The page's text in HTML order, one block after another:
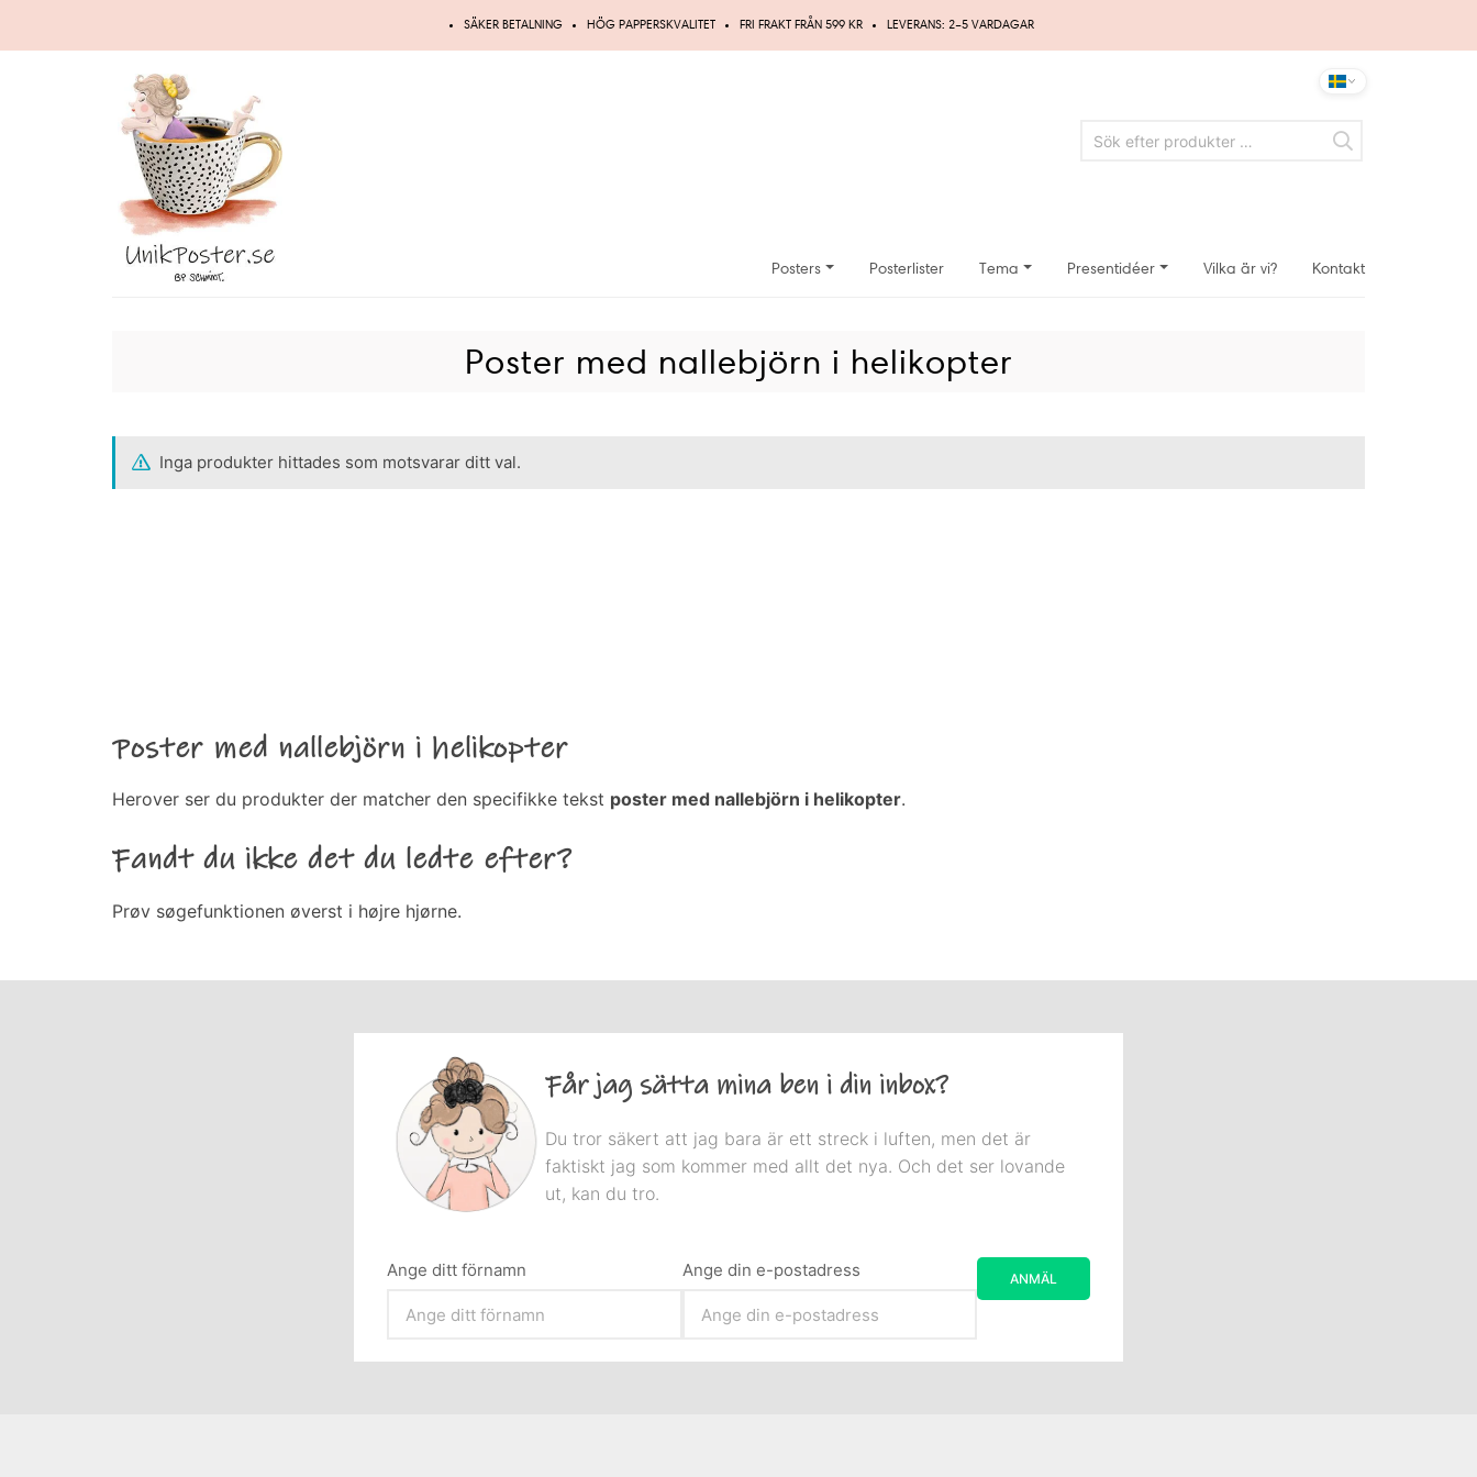
SÄKER BETALNING HÖG PAPPERSKVALITET FRI FRAKT FRÅN 599 KR LEVERANS: 2–5 VARDAGAR
Posters Posterlister Tema Presentidéer Vilka är vi? Kontakt
Poster med nallebjörn i helikopter
Inga produkter hittades som motsvarar ditt val.
Poster med nallebjörn i helikopter
Herover ser du produkter der matcher den specifikke tekst poster med nallebjörn i helikopter.
Fandt du ikke det du ledte efter?
Prøv søgefunktionen øverst i højre hjørne.
Får jag sätta mina ben i din inbox?
Du tror säkert att jag bara är ett streck i luften, men det är
faktiskt jag som kommer med allt det nya. Och det ser lovande
ut, kan du tro.
Ange ditt förnamn Ange din e-postadress